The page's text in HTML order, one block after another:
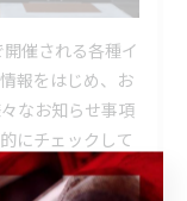
催される各種イ
報をはじめ、お
なお知らせ事項
にチェックして